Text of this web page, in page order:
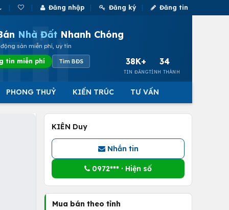
Đăng nhập Đăng ký Đăng tin
Nhà Đất Nhanh Chóng
sản miễn phí, uy tín
tin miễn phí Tìm BĐS 38K+
TIN ĐĂNG
34
TỈNH THÀNH
PHONG THUỶ KIẾN TRÚC TƯ VẤN
KIÊN Duy
Nhắn tin
0972*** · Hiện số
Mua bán theo tỉnh